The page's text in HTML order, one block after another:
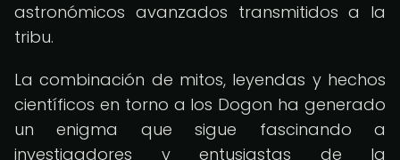
astronómicos avanzados transmitidos a la
tribu.
La combinación de mitos, leyendas y hechos
científicos en torno a los Dogon ha generado
un enigma que sigue fascinando a
investigadores y entusiastas de la